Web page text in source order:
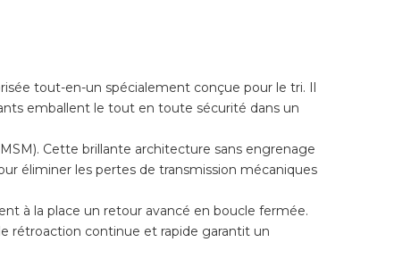
tout-en-un spécialement conçue pour le tri. Il
emballent le tout en toute sécurité dans un
Cette brillante architecture sans engrenage
éliminer les pertes de transmission mécaniques
à la place un retour avancé en boucle fermée.
rétroaction continue et rapide garantit un